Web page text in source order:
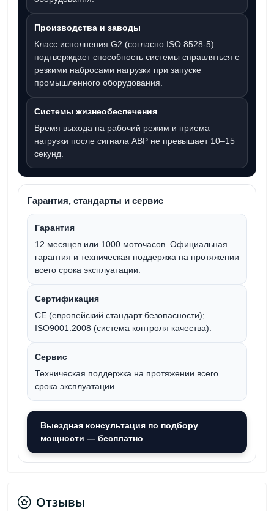
Производства и заводы
Класс исполнения G2 (согласно ISO 8528-5)
подтверждает способность системы справляться с
резкими набросами нагрузки при запуске
промышленного оборудования.
Системы жизнеобеспечения
Время выхода на рабочий режим и приема
нагрузки после сигнала АВР не превышает 10–15
секунд
Гарантия, стандарты и сервис
Гарантия
12 месяцев или 1000 моточасов . Официальная
гарантия и техническая поддержка на протяжении
всего срока эксплуатации.
Сертификация
CE (европейский стандарт безопасности);
ISO9001:2008 (система контроля качества).
Сервис
Техническая поддержка на протяжении всего
срока эксплуатации.
Выездная консультация по подбору
мощности — бесплатно
Отзывы